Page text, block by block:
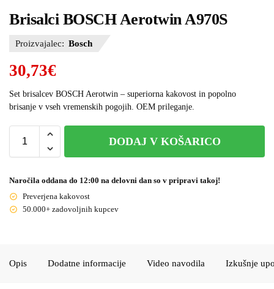
Brisalci BOSCH Aerotwin A970S
Proizvajalec: Bosch
30,73€
Set brisalcev BOSCH Aerotwin – superiorna kakovost in popolno
brisanje v vseh vremenskih pogojih. OEM prileganje.
DODAJ V KOŠARICO
Naročila oddana do 12:00 na delovni dan so v pripravi takoj!
Preverjena kakovost
50.000+ zadovoljnih kupcev
Opis Dodatne informacije Video navodila Izkušnje